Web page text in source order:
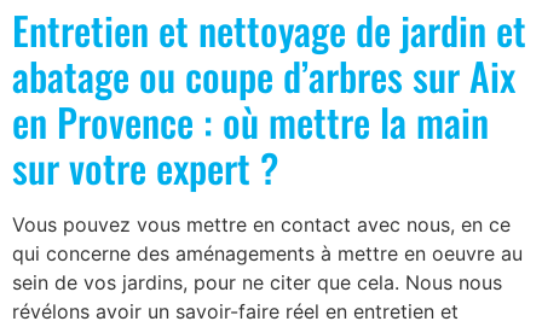
Entretien et nettoyage de jardin et
abatage ou coupe d’arbres sur Aix
en Provence : où mettre la main
sur votre expert ?
Vous pouvez vous mettre en contact avec nous, en ce
qui concerne des aménagements à mettre en oeuvre au
sein de vos jardins, pour ne citer que cela. Nous nous
révélons avoir un savoir-faire réel en entretien et